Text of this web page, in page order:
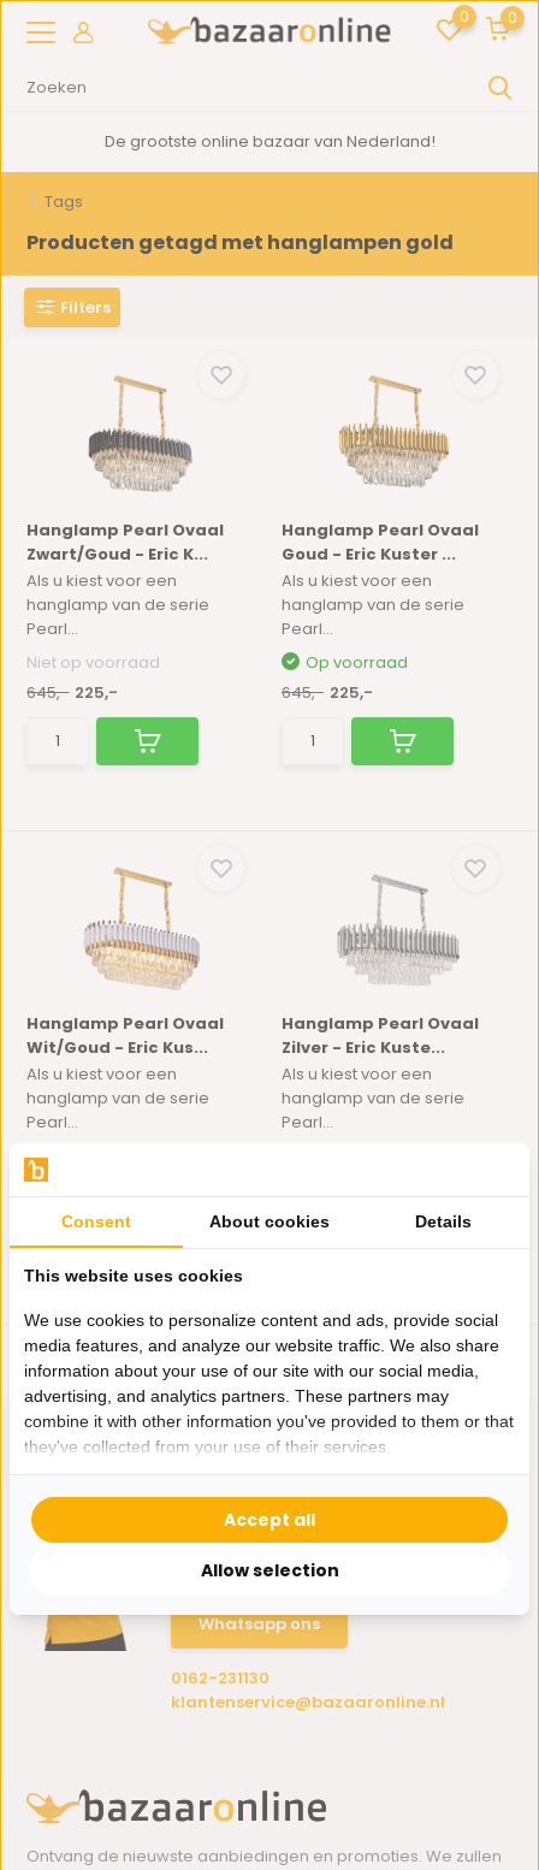
0 0
De grootste online bazaar van Nederland!
Tags
Producten getagd met hanglampen gold
Filters
Hanglamp Pearl Ovaal
Zwart/Goud - Eric K...
Als u kiest voor een
hanglamp van de serie
Pearl...
Niet op voorraad
645,- 225,-
Hanglamp Pearl Ovaal
Goud - Eric Kuster ...
Als u kiest voor een
hanglamp van de serie
Pearl...
Op voorraad
645,- 225,-
Hanglamp Pearl Ovaal
Wit/Goud - Eric Kus...
Als u kiest voor een
hanglamp van de serie
Pearl...
645,-
Hanglamp Pearl Ovaal
Zilver - Eric Kuste...
Als u kiest voor een
hanglamp van de serie
Pearl...
Hulp nodig?
Wij zitten voor je klaar.
Whatsapp ons
0162-231130
klantenservice@bazaaronline.nl
Ontvang de nieuwste aanbiedingen en promoties. We zullen
Consent About cookies Details
This website uses cookies
We use cookies to personalize content and ads, provide social
media features, and analyze our website traffic. We also share
information about your use of our site with our social media,
advertising, and analytics partners. These partners may
combine it with other information you've provided to them or that
they've collected from your use of their services.
Allow selection
Accept all